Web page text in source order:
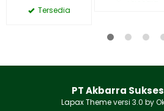
Tersedia
PT Akbarra
Lapax Themeversi 3.0 by